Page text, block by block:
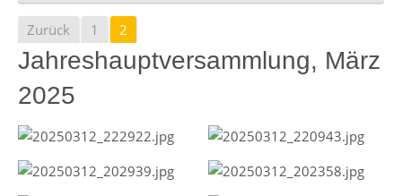
Zurück 1 2
Jahreshauptversammlung, März
2025